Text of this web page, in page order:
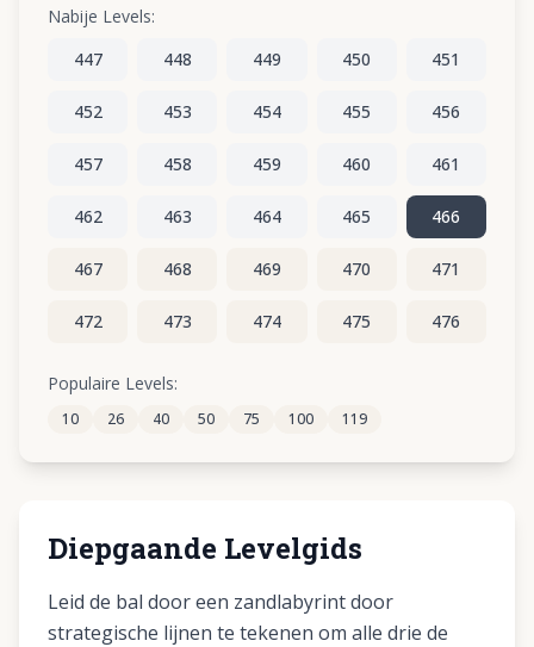
Nabije Levels:
447
448 449 450 451
452 453 454 455 456
457 458 459 460 461
462 463 464 465 466
467 468 469 470 471
472 473 474 475 476
477 478
482 483 484 485
Populaire Levels:
10 26 40 50 75 100 119
Diepgaande Levelgids
Leid de bal door een zandlabyrint door
strategische lijnen te tekenen om alle drie de